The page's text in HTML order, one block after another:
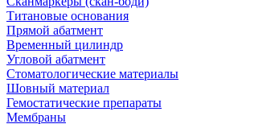
Титановые основания
Прямой абатмент
Временный цилиндр
Угловой абатмент
Стоматологические материалы
Шовный материал
Гемостатические препараты
Мембраны